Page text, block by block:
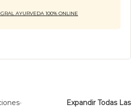
Expandir Todas Las
AYURVEDA 100% ONLINE